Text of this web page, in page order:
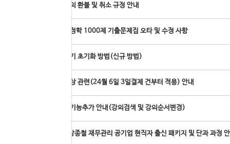
온라인 강의 환불 및 취소 규정 안내
공기업 행정학 1000제 기출문제집 오타 및 수정 사항
모바일 기기 초기화 방법(신규 방법)
배송료 인상 관련(24월 6일 3일결제 건부터 적용) 안내
내강의실 기능추가 안내(강의검색 및 강의순서변경)
[온라인]강종철 재무관리 공기업 현직자 출신 패키지 및 단과 과정